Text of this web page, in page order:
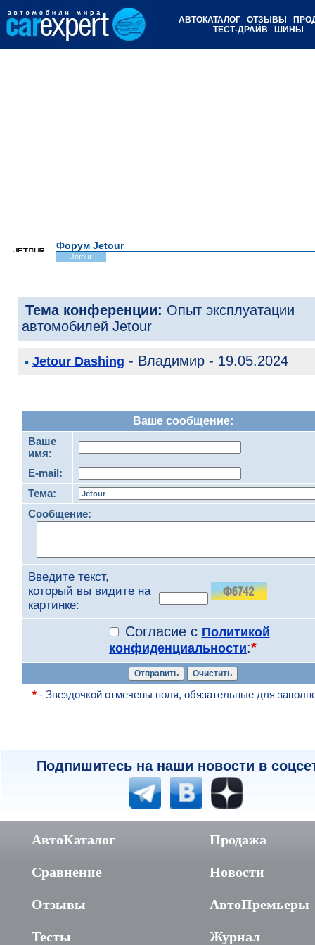
АВТОКАТАЛОГ ОТЗЫВЫ
ТЕСТ-ДРАЙВ
ШИНЫ
Форум Jetour
Jetour
Тема конференции: Опыт эксплуатации
автомобилей Jetour
Jetour Dashing - Владимир - 19.05.2024
Ваше сообщение:
Ваше
имя:
E-mail:
Тема:
Сообщение:
Введите текст,
который вы видите на
картинке:
Согласие с Политикой
конфиденциальности:*
*- Звездочкой отмечены поля, обязательные для
Подпишитесь на наши новости в
АвтоКаталог
Сравнение
Отзывы
Тесты
Продажа
Новости
АвтоПремьеры
Журнал